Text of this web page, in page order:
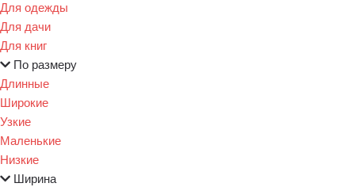
Для одежды
Для дачи
Для книг
По размеру
Длинные
Широкие
Узкие
Маленькие
Низкие
Ширина